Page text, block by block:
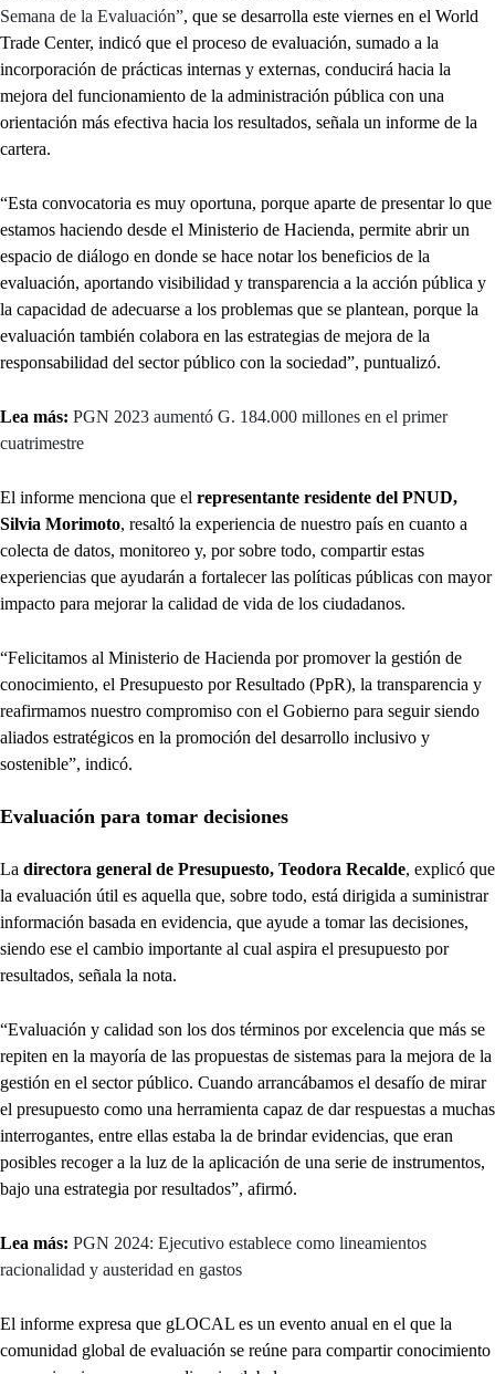
Semana de la Evaluación”, que se desarrolla este viernes en el World
Trade Center, indicó que el proceso de evaluación, sumado a la
incorporación de prácticas internas y externas, conducirá hacia la
mejora del funcionamiento de la administración pública con una
orientación más efectiva hacia los resultados, señala un informe de la
cartera.
“Esta convocatoria es muy oportuna, porque aparte de presentar lo que
estamos haciendo desde el Ministerio de Hacienda, permite abrir un
espacio de diálogo en donde se hace notar los beneficios de la
evaluación, aportando visibilidad y transparencia a la acción pública y
la capacidad de adecuarse a los problemas que se plantean, porque la
evaluación también colabora en las estrategias de mejora de la
responsabilidad del sector público con la sociedad”, puntualizó.
Lea más: PGN 2023 aumentó G. 184.000 millones en el primer
cuatrimestre
El informe menciona que el representante residente del PNUD,
Silvia Morimoto, resaltó la experiencia de nuestro país en cuanto a
colecta de datos, monitoreo y, por sobre todo, compartir estas
experiencias que ayudarán a fortalecer las políticas públicas con mayor
impacto para mejorar la calidad de vida de los ciudadanos.
“Felicitamos al Ministerio de Hacienda por promover la gestión de
conocimiento, el Presupuesto por Resultado (PpR), la transparencia y
reafirmamos nuestro compromiso con el Gobierno para seguir siendo
aliados estratégicos en la promoción del desarrollo inclusivo y
sostenible”, indicó.
Evaluación para tomar decisiones
La directora general de Presupuesto, Teodora Recalde, explicó que
la evaluación útil es aquella que, sobre todo, está dirigida a suministrar
información basada en evidencia, que ayude a tomar las decisiones,
siendo ese el cambio importante al cual aspira el presupuesto por
resultados, señala la nota.
“Evaluación y calidad son los dos términos por excelencia que más se
repiten en la mayoría de las propuestas de sistemas para la mejora de la
gestión en el sector público. Cuando arrancábamos el desafío de mirar
el presupuesto como una herramienta capaz de dar respuestas a muchas
interrogantes, entre ellas estaba la de brindar evidencias, que eran
posibles recoger a la luz de la aplicación de una serie de instrumentos,
bajo una estrategia por resultados”, afirmó.
Lea más: PGN 2024: Ejecutivo establece como lineamientos
racionalidad y austeridad en gastos
El informe expresa que gLOCAL es un evento anual en el que la
comunidad global de evaluación se reúne para compartir conocimiento